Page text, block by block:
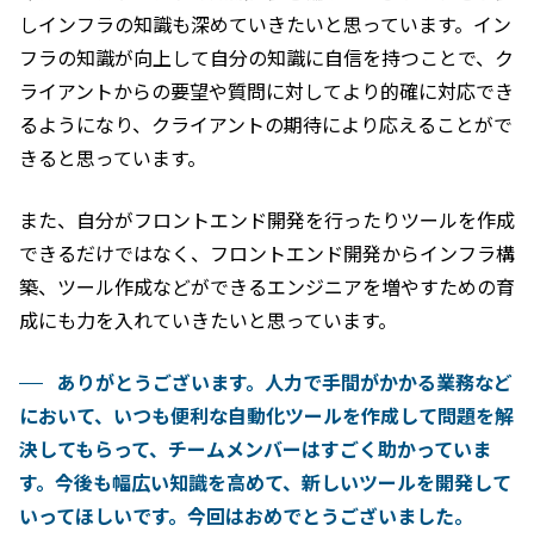
しインフラの知識も深めていきたいと思っています。イン
フラの知識が向上して自分の知識に自信を持つことで、ク
ライアントからの要望や質問に対してより的確に対応でき
るようになり、クライアントの期待により応えることがで
きると思っています。
また、自分がフロントエンド開発を行ったりツールを作成
できるだけではなく、フロントエンド開発からインフラ構
築、ツール作成などができるエンジニアを増やすための育
成にも力を入れていきたいと思っています。
ありがとうございます。人力で手間がかかる業務など
において、いつも便利な自動化ツールを作成して問題を解
決してもらって、チームメンバーはすごく助かっていま
す。今後も幅広い知識を高めて、新しいツールを開発して
いってほしいです。今回はおめでとうございました。